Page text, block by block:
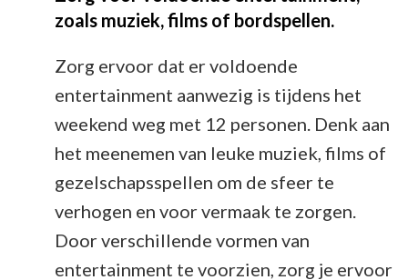
zoals muziek, films of bordspellen.
Zorg ervoor dat er voldoende
entertainment aanwezig is tijdens het
weekend weg met 12 personen. Denk aan
het meenemen van leuke muziek, films of
gezelschapsspellen om de sfeer te
verhogen en voor vermaak te zorgen.
Door verschillende vormen van
entertainment te voorzien, zorg je ervoor